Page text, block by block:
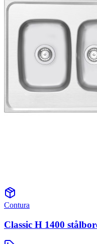
Contura
Classic H 1400